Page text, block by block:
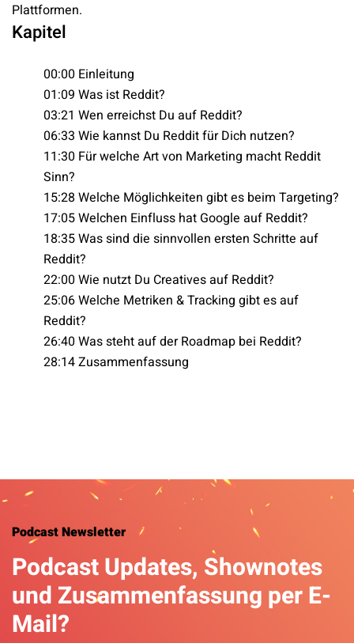
Plattformen.
Kapitel
00:00 Einleitung
01:09 Was ist Reddit?
03:21 Wen erreichst Du auf Reddit?
06:33 Wie kannst Du Reddit für Dich nutzen?
11:30 Für welche Art von Marketing macht Reddit
Sinn?
15:28 Welche Möglichkeiten gibt es beim Targeting?
17:05 Welchen Einfluss hat Google auf Reddit?
18:35 Was sind die sinnvollen ersten Schritte auf
Reddit?
22:00 Wie nutzt Du Creatives auf Reddit?
25:06 Welche Metriken & Tracking gibt es auf
Reddit?
26:40 Was steht auf der Roadmap bei Reddit?
28:14 Zusammenfassung
Podcast Newsletter
Podcast Updates, Shownotes
und Zusammenfassung per E-
Mail?